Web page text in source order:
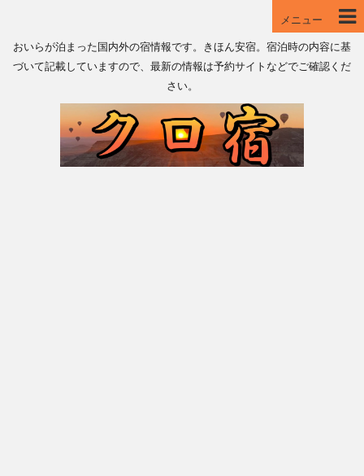
メニュー
おいらが泊まった国内外の宿情報です。きほん安宿。宿泊時の内容に基
づいて記載していますので、最新の情報は予約サイトなどでご確認くだ
さい。